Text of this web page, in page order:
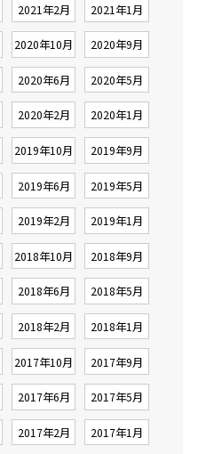
2021年2月 2021年1月
2020年10月 2020年9月
2020年6月 2020年5月
2020年2月 2020年1月
2019年10月 2019年9月
2019年6月 2019年5月
2019年2月 2019年1月
2018年10月 2018年9月
2018年6月 2018年5月
2018年2月 2018年1月
2017年10月 2017年9月
2017年6月 2017年5月
2017年2月 2017年1月